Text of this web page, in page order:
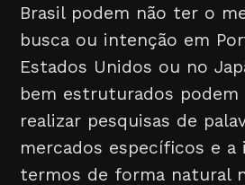
Brasil podem não ter o
busca ou intenção em
Estados Unidos ou no
bem estruturados
realizar pesquisas de
mercados específicos e a
termos de forma natural